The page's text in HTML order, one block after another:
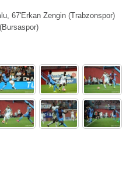
67'Erkan Zengin (Trabzonspor)
-
Bursaspor - Altınordu